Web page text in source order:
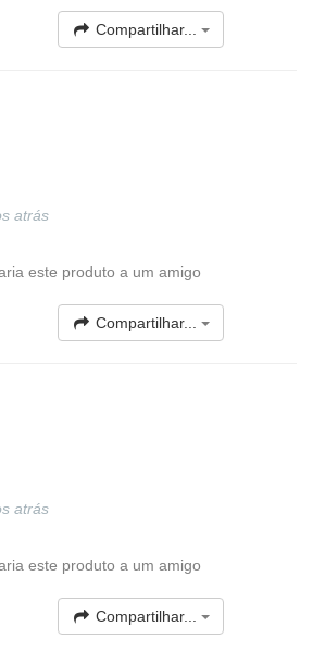
Compartilhar...
atrás
este produto a um amigo
Compartilhar...
atrás
este produto a um amigo
Compartilhar...